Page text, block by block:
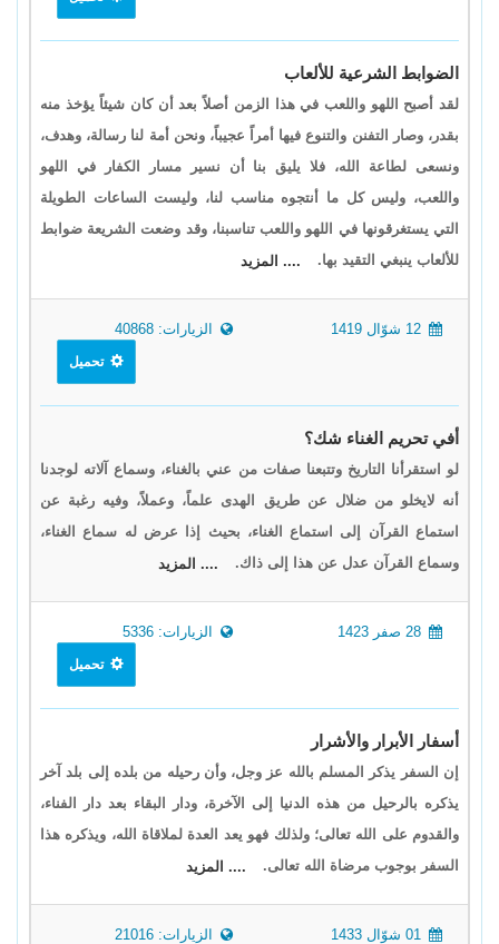
الضوابط الشرعية للألعاب
لقد أصبح اللهو واللعب في هذا الزمن أصلاً بعد أن كان شيئاً يؤخذ منه
بقدر، وصار التفنن والتنوع فيها أمراً عجيباً، ونحن أمة لنا رسالة، وهدف،
ونسعى لطاعة الله، فلا يليق بنا أن نسير مسار الكفار في اللهو
واللعب، وليس كل ما أنتجوه مناسب لنا، وليست الساعات الطويلة
التي يستغرقونها في اللهو واللعب تناسبنا، وقد وضعت الشريعة ضوابط
للألعاب ينبغي التقيد بها.
.... المزيد
الزيارات: 40868
تحميل
أفي تحريم الغناء شك؟
لو استقرأنا التاريخ وتتبعنا صفات من عني بالغناء، وسماع آلاته لوجدنا
أنه لايخلو من ضلال عن طريق الهدى علماً، وعملاً، وفيه رغبة عن
استماع القرآن إلى استماع الغناء، بحيث إذا عرض له سماع الغناء،
وسماع القرآن عدل عن هذا إلى ذاك.
.... المزيد
الزيارات: 5336
تحميل
أسفار الأبرار والأشرار
إن السفر يذكر المسلم بالله عز وجل، وأن رحيله من بلده إلى بلد آخر
يذكره بالرحيل من هذه الدنيا إلى الآخرة، ودار البقاء بعد دار الفناء،
والقدوم على الله تعالى؛ ولذلك فهو يعد العدة لملاقاة الله، ويذكره هذا
السفر بوجوب مرضاة الله تعالى.
.... المزيد
الزيارات: 21016